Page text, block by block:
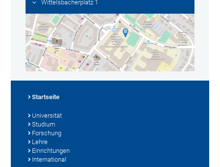
Wittelsbacherplatz 1
Startseite
Universität
Studium
Forschung
Lehre
Einrichtungen
International